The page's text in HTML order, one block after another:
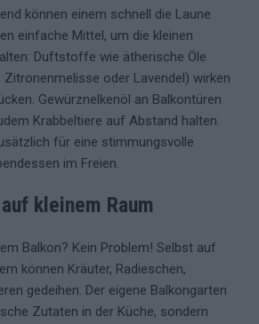
können einem schnell die Laune
einfache Mittel, um die kleinen
Duftstoffe wie ätherische Öle
oder Lavendel) wirken
Gewürznelkenöl an Balkontüren
Krabbeltiere auf Abstand halten.
für eine stimmungsvolle
im Freien.
kleinem Raum
Balkon? Kein Problem! Selbst auf
können Kräuter, Radieschen,
gedeihen. Der eigene Balkongarten
Zutaten in der Küche, sondern